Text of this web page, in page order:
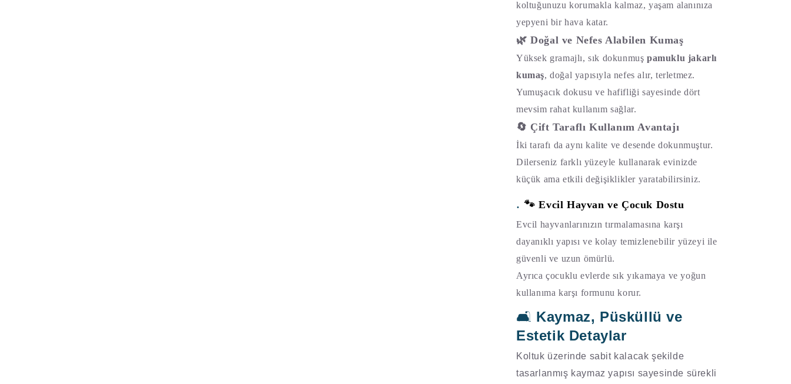
koltuğunuzu korumakla kalmaz, yaşam alanınıza
yepyeni bir hava katar.
🌿 Doğal ve Nefes Alabilen Kumaş
Yüksek gramajlı, sık dokunmuş pamuklu jakarlı
kumaş, doğal yapısıyla nefes alır, terletmez.
Yumuşacık dokusu ve hafifliği sayesinde dört
mevsim rahat kullanım sağlar.
🔄 Çift Taraflı Kullanım Avantajı
İki tarafı da aynı kalite ve desende dokunmuştur.
Dilerseniz farklı yüzeyle kullanarak evinizde
küçük ama etkili değişiklikler yaratabilirsiniz.
. 🐾 Evcil Hayvan ve Çocuk Dostu
Evcil hayvanlarınızın tırmalamasına karşı
dayanıklı yapısı ve kolay temizlenebilir yüzeyi ile
güvenli ve uzun ömürlü.
Ayrıca çocuklu evlerde sık yıkamaya ve yoğun
kullanıma karşı formunu korur.
🛋 Kaymaz, Püsküllü ve
Estetik Detaylar
Koltuk üzerinde sabit kalacak şekilde
tasarlanmış kaymaz yapısı sayesinde sürekli